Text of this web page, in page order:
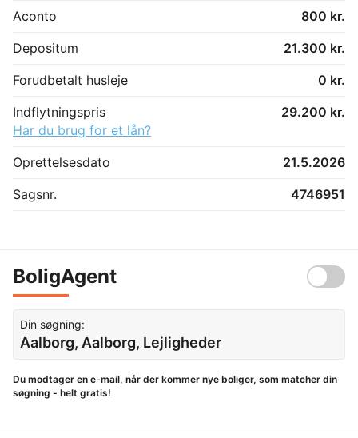
Aconto
800 kr.
Depositum
21.300 kr.
Forudbetalt husleje
0 kr.
Indflytningspris
29.200 kr.
Har du brug for et lån?
Oprettelsesdato
21.5.2026
Sagsnr.
4746951
BoligAgent
Din søgning:
Aalborg, Aalborg, Lejligheder
Du modtager en e-mail, når der kommer nye boliger, som matcher din
søgning - helt gratis!